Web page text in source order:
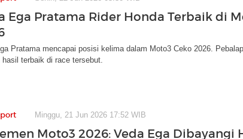
Ega Pratama Rider Honda Terbaik di
Pratama mencapai posisi kelima dalam Moto3 Ceko 2026.
hasil terbaik di race tersebut.
Minggu, 21 Jun 2026 17:52 WIB
Moto3 2026: Veda Ega Dibayangi